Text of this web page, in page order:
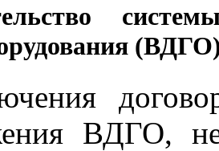
ВДГО,